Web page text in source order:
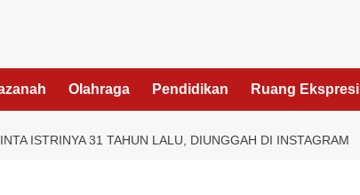
Olahraga Pendidikan Ruang Ekspresi
ISTRINYA 31 TAHUN LALU, DIUNGGAH DI INSTAGRAM